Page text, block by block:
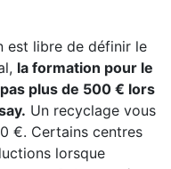
est libre de définir le
la formation pour le
plus de 500 € lors
Un recyclage vous
€. Certains centres
lorsque